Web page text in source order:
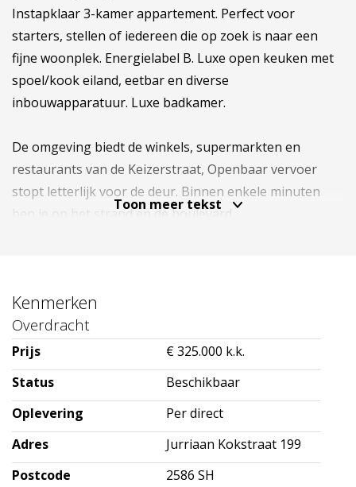
Instapklaar 3-kamer appartement. Perfect voor
starters, stellen of iedereen die op zoek is naar een
fijne woonplek. Energielabel B. Luxe open keuken met
spoel/kook eiland, eetbar en diverse
inbouwapparatuur. Luxe badkamer.
De omgeving biedt de winkels, supermarkten en
restaurants van de Keizerstraat, Openbaar vervoer
stopt letterlijk voor de deur. Binnen enkele minuten
ben je op het strand en de boulevard.
Indeling:
Gemeenschappelijke entree op straatniveau
Trappenhuis naar 2e verdieping
Entree appartement
Ruime woon/eetkamer met grote raampartijen zorgt
voor een prettige lichtinval en een open, uitnodigende
sfeer.
Prachtige open keuken met spoel/kook eiland en
Toon meer tekst
Kenmerken
Overdracht
Prijs
€ 325.000 k.k.
Status
Beschikbaar
Oplevering
Per direct
Adres
Jurriaan Kokstraat 199
Postcode
2586 SH